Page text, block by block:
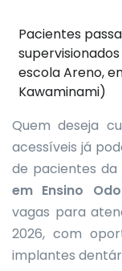
Pacientes
escola Areno,
Kawaminami)
Quem deseja
acessíveis já
de pacientes da
em Ensino
vagas para
2026, com
implantes